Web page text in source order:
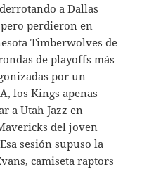
a Dallas
perdieron en
Timberwolves de
de playoffs más
por un
los Kings apenas
a Utah Jazz en
del joven
sesión supuso la
camiseta raptors